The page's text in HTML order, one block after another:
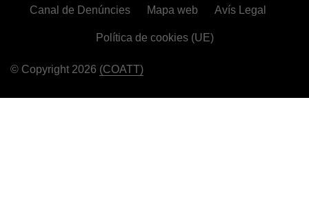
© Copyright 2026 (COATT)
Canal de Denúncies Mapa web Avís Legal
Política de cookies (UE)